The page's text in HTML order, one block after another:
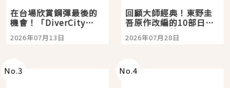
在台場欣賞鋼彈最後的
機會！「DiverCity
Tokyo Plaza」搭船、
購物、美食及夜景，一
2026年07月13日
回顧大師經典！東野圭
吾原作改編的10部日本
影視作品推薦
2026年07月28日
No.3 No.4